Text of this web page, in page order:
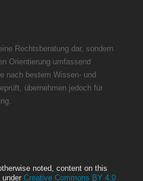
Rechtsberatung dar, sondern
Orientierung umfassend
nach bestem Wissen- und
übernehmen jedoch für
noted, content on this
Creative Commons BY 4.0